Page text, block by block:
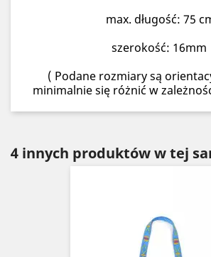
max. długość: 75
szerokość: 16mm
( Podane rozmiary są
minimalnie się różnić w
4 innych produktów w tej